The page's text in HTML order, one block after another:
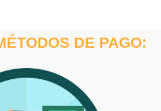
DE PAGO: